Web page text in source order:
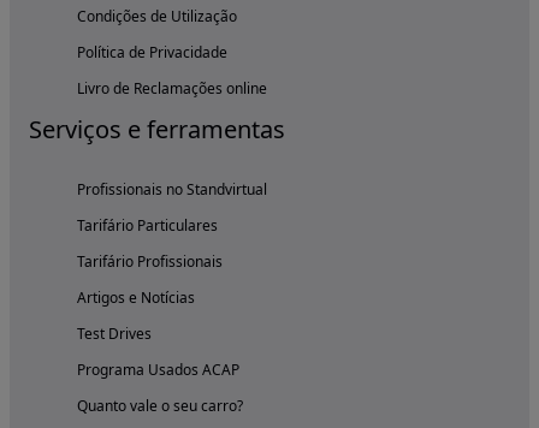
Condições de Utilização
Política de Privacidade
Livro de Reclamações online
Serviços e ferramentas
Profissionais no Standvirtual
Tarifário Particulares
Tarifário Profissionais
Artigos e Notícias
Test Drives
Programa Usados ACAP
Quanto vale o seu carro?